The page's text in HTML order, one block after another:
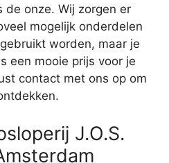
onze. Wij zorgen er
mogelijk onderdelen
worden, maar je
een mooie prijs voor je
contact met ons op om
J.O.S.